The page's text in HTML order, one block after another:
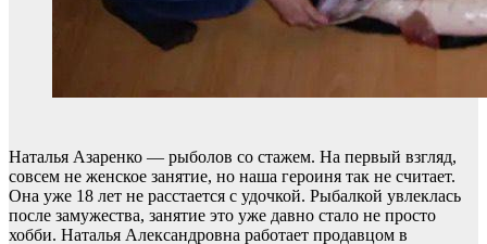
Наталья Азаренко — рыболов со стажем. На первый взгляд,
совсем не женское занятие, но наша героиня так не считает.
Она уже 18 лет не расстается с удочкой. Рыбалкой увлеклась
после замужества, занятие это уже давно стало не просто
хобби. Наталья Александровна работает продавцом в